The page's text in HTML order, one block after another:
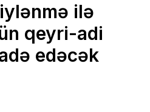
ilə
qeyri-adi
edəcək